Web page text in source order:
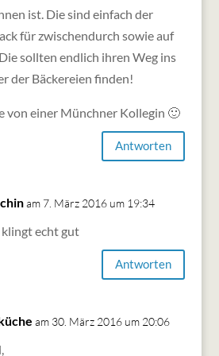
ist. Die sind einfach der
für zwischendurch sowie auf
sollten endlich ihren Weg ins
der Bäckereien finden!
von einer Münchner Kollegin 🙂
Antworten
am 7. März 2016 um 19:34
klingt echt gut
Antworten
am 30. März 2016 um 20:06